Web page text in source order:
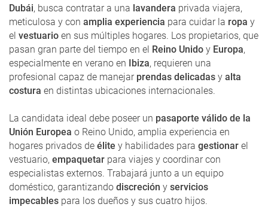
Dubái, busca contratar a una lavandera privada viajera,
meticulosa y con amplia experiencia para cuidar la ropa y
el vestuario en sus múltiples hogares. Los propietarios, que
pasan gran parte del tiempo en el Reino Unido y Europa,
especialmente en verano en
Ibiza, requieren una
profesional capaz de manejar prendas delicadas y alta
costura en distintas ubicaciones internacionales.
La candidata ideal debe poseer un pasaporte válido de la
Unión Europea o Reino Unido, amplia experiencia en
hogares privados de élite y habilidades para gestionar el
vestuario, empaquetar para viajes y coordinar con
especialistas externos. Trabajará junto a un equipo
doméstico, garantizando discreción y servicios
impecables para los dueños y sus cuatro hijos.